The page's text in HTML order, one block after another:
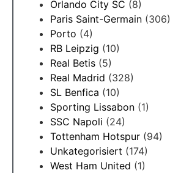
Orlando City SC (8)
Paris Saint-Germain (306)
Porto (4)
RB Leipzig (10)
Real Betis (5)
Real Madrid (328)
SL Benfica (10)
Sporting Lissabon (1)
SSC Napoli (24)
Tottenham Hotspur (94)
Unkategorisiert (174)
West Ham United (1)